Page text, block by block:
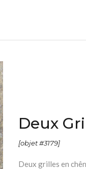
Deux
[objet #3179]
Deux grilles en